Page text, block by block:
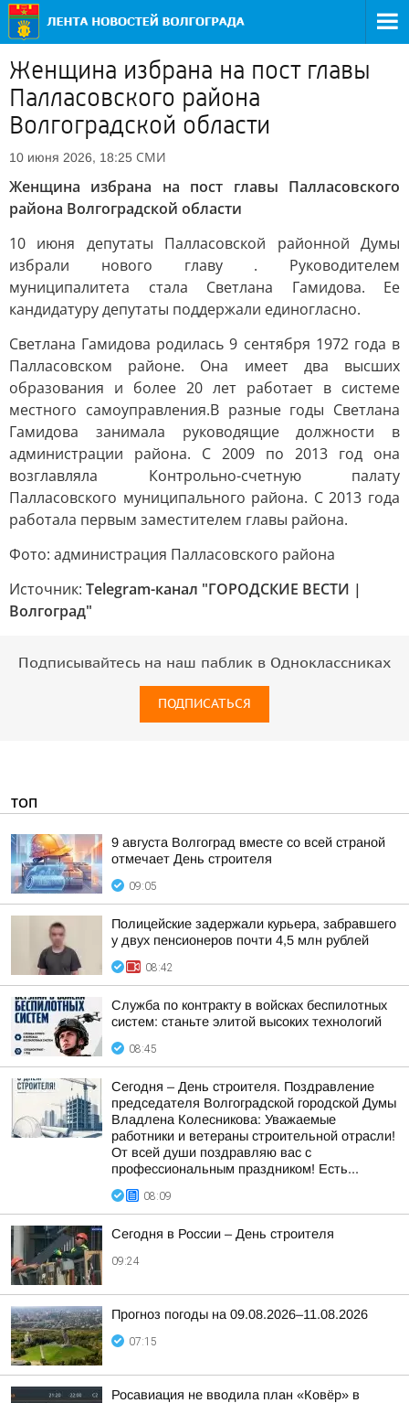
Женщина избрана на пост главы
Палласовского района
Волгоградской области
10 июня 2026, 18:25 СМИ
Женщина избрана на пост главы Палласовского
района Волгоградской области
10 июня депутаты Палласовской районной Думы
избрали нового главу . Руководителем
муниципалитета стала Светлана Гамидова. Ее
кандидатуру депутаты поддержали единогласно.
Светлана Гамидова родилась 9 сентября 1972 года в
Палласовском районе. Она имеет два высших
образования и более 20 лет работает в системе
местного самоуправления.В разные годы Светлана
Гамидова занимала руководящие должности в
администрации района. С 2009 по 2013 год она
возглавляла Контрольно-счетную палату
Палласовского муниципального района. С 2013 года
работала первым заместителем главы района.
Фото: администрация Палласовского района
Источник: Telegram-канал "ГОРОДСКИЕ ВЕСТИ |
Волгоград"
Подписывайтесь на наш паблик в Одноклассниках
ПОДПИСАТЬСЯ
ТОП
9 августа Волгоград вместе со всей страной
отмечает День строителя
09:05
Полицейские задержали курьера, забравшего
у двух пенсионеров почти 4,5 млн рублей
08:42
Служба по контракту в войсках беспилотных
систем: станьте элитой высоких технологий
08:45
Сегодня – День строителя. Поздравление
председателя Волгоградской городской Думы
Владлена Колесникова: Уважаемые
работники и ветераны строительной отрасли!
От всей души поздравляю вас с
профессиональным праздником! Есть...
08:09
Сегодня в России – День строителя
09:24
Прогноз погоды на 09.08.2026–11.08.2026
07:15
Росавиация не вводила план «Ковёр» в